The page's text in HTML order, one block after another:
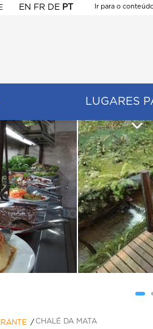
EN FR DE PT
Ir para o
LUGARES
CHALÉ DA MATA